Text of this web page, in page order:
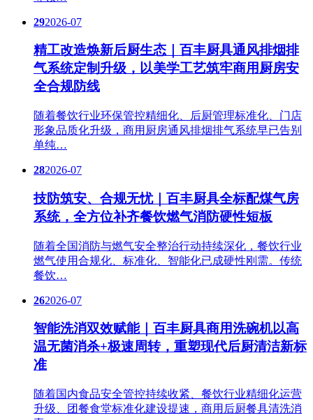
292026-07
精工改造焕新后厨生态｜百丰厨具通风排烟排
气系统定制升级，以美学工艺筑牢商用厨房安
全合规防线
随着餐饮行业环保管控精细化、后厨管理标准化、门店
形象品质化升级，商用厨房通风排烟排气系统早已告别
单纯…
282026-07
技防筑安、合规无忧｜百丰厨具全标配煤气房
系统，全方位补齐餐饮燃气消防硬性短板
随着全国消防与燃气安全整治行动持续深化，餐饮行业
燃气使用合规化、标准化、智能化已成硬性刚需。传统
餐饮…
262026-07
智能洗消双效赋能｜百丰厨具商用洗碗机以高
温无菌消杀+极速周转，重塑现代后厨清洁新标
准
随着国内食品安全管控持续收紧、餐饮行业精细化运营
升级、团餐食堂标准化建设提速，商用后厨餐具清洗消